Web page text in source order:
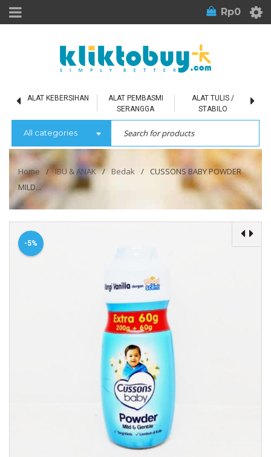
Rp0
ALAT KEBERSIHAN
ALAT PEMBASMI
SERANGGA
ALAT TULIS /
STABILO
All categories
Home / IBU & ANAK / Bedak / CUSSONS BABY POWDER
MILD...
-5%